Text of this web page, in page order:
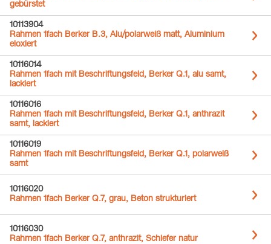
gebürstet
10113904
Rahmen 1fach Berker B.3, Alu/polarweiß matt, Aluminium
eloxiert
10116014
Rahmen 1fach mit Beschriftungsfeld, Berker Q.1, alu samt,
lackiert
10116016
Rahmen 1fach mit Beschriftungsfeld, Berker Q.1, anthrazit
samt, lackiert
10116019
Rahmen 1fach mit Beschriftungsfeld, Berker Q.1, polarweiß
samt
10116020
Rahmen 1fach Berker Q.7, grau, Beton strukturiert
10116030
Rahmen 1fach Berker Q.7, anthrazit, Schiefer natur